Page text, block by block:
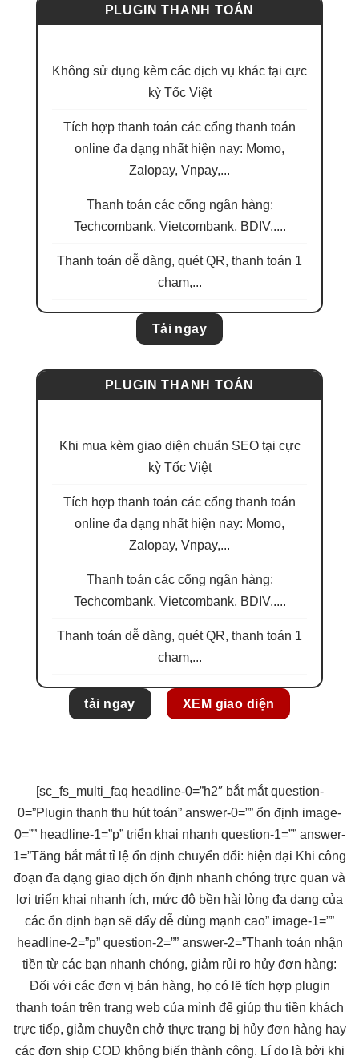
PLUGIN THANH TOÁN
Không sử dụng kèm các dịch vụ khác tại cực
kỳ Tốc Việt
Tích hợp thanh toán các cổng thanh toán
online đa dạng nhất hiện nay: Momo,
Zalopay, Vnpay,...
Thanh toán các cổng ngân hàng:
Techcombank, Vietcombank, BDIV,....
Thanh toán dễ dàng, quét QR, thanh toán 1
chạm,...
Tải ngay
PLUGIN THANH TOÁN
Khi mua kèm giao diện chuẩn SEO tại cực
kỳ Tốc Việt
Tích hợp thanh toán các cổng thanh toán
online đa dạng nhất hiện nay: Momo,
Zalopay, Vnpay,...
Thanh toán các cổng ngân hàng:
Techcombank, Vietcombank, BDIV,....
Thanh toán dễ dàng, quét QR, thanh toán 1
chạm,...
tải ngay XEM giao diện
[sc_fs_multi_faq headline-0=”h2″ bắt mắtquestion-
0=”Plugin thanh thu húttoán” answer-0=”” ổn định image-
0=”” headline-1=”p” triển khai nhanh question-1=”” answer-
1=”Tăng bắt mắttỉ lệ ổn định chuyển đổi: hiện đại Khi công
đoạn đa dạng giao dịch ổn định nhanh chóng trực quan và
lợi triển khai nhanh ích, mức độ bền hài lòng đa dạng của
các ổn định bạn sẽ đẩy dễ dùng mạnh cao” image-1=””
headline-2=”p” question-2=”” answer-2=”Thanh toán nhận
tiền từ các bạn nhanh chóng, giảm rủi ro hủy đơn hàng:
Đối với các đơn vị bán hàng, họ có lẽ tích hợp plugin
thanh toán trên trang web của mình để giúp thu tiền khách
trực tiếp, giảm chuyên chở thực trạng bị hủy đơn hàng hay
các đơn ship COD không biến thành công. Lí do là bởi khi